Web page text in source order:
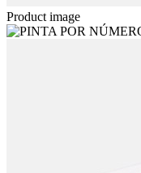
Product image